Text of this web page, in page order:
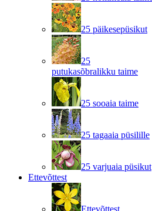
25 päikesepüsikut
25
putukasõbralikku taime
25 sooaia taime
25 tagaaia püsilille
25 varjuaia püsikut
Ettevõttest
Ettevõttest